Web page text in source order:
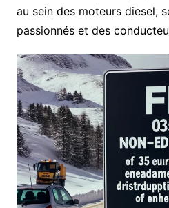
au sein des moteurs diesel,
passionnés et des